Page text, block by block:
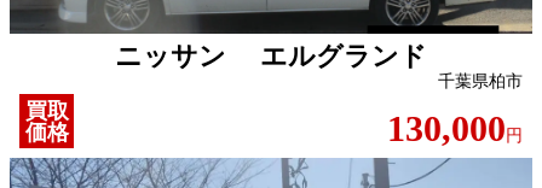
ニッサン エルグランド
千葉県柏市
買取
価格
130,000 円